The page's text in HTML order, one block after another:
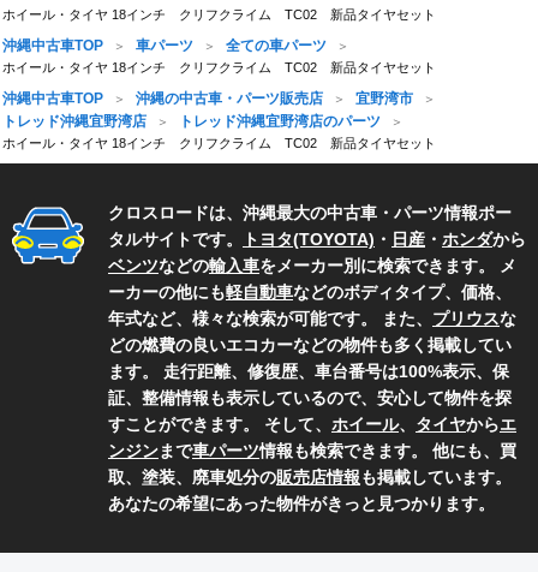
ホイール・タイヤ 18インチ クリフクライム TC02 新品タイヤセット
沖縄中古車TOP 車パーツ 全ての車パーツ
ホイール・タイヤ 18インチ クリフクライム TC02 新品タイヤセット
沖縄中古車TOP 沖縄の中古車・パーツ販売店
宜野湾市
トレッド沖縄宜野湾店
トレッド沖縄宜野湾店のパーツ
ホイール・タイヤ 18インチ クリフクライム TC02 新品タイヤセット
クロスロードは、沖縄最大の中古車・パーツ情報ポー
タルサイトです。
トヨタ(TOYOTA) ・ 日産 ・ ホンダから
ベンツなどの輸入車をメーカー別に検索できます。 メ
ーカーの他にも軽自動車などのボディタイプ、価格、
年式など、様々な検索が可能です。 また、 プリウスな
どの燃費の良いエコカーなどの物件も多く掲載してい
ます。 走行距離、修復歴、車台番号は100%表示、保
証、整備情報も表示しているので、安心して物件を探
すことができます。 そして、 ホイール、 タイヤからエ
ンジンまで車パーツ情報も検索できます。 他にも、買
取、塗装、廃車処分の販売店情報も掲載しています。
あなたの希望にあった物件がきっと見つかります。